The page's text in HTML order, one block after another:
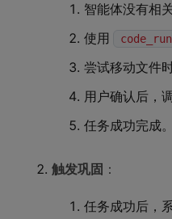
智能体没有相
使用 code_run
尝试移动文件
用户确认后，
任务成功完成
触发巩固 ：
任务成功后，